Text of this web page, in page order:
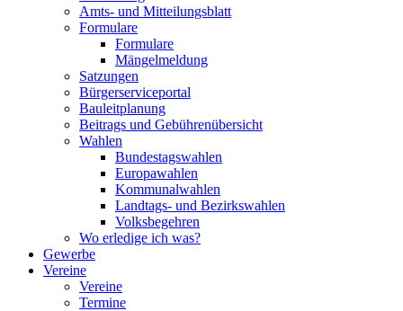
Amts- und Mitteilungsblatt
Formulare
Formulare
Mängelmeldung
Satzungen
Bürgerserviceportal
Bauleitplanung
Beitrags und Gebührenübersicht
Wahlen
Bundestagswahlen
Europawahlen
Kommunalwahlen
Landtags- und Bezirkswahlen
Volksbegehren
Wo erledige ich was?
Gewerbe
Vereine
Vereine
Termine